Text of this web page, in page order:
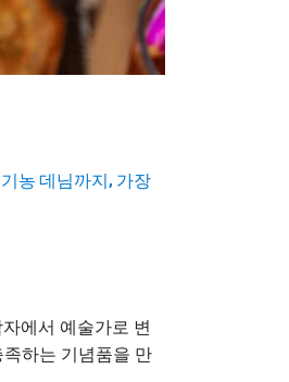
농 데님까지, 가장
에서 예술가로 변
하는 기념품을 만